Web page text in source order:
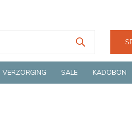
Fietskoerier en GLS. Wij
VERZORGING SALE KADOBON